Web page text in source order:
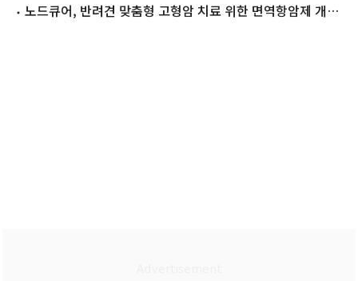
사 공개
노드큐어, 반려견 맞춤형 고형암 치료 위한 면역항암제 개발